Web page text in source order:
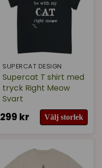
SUPERCAT DESIGN
Supercat T shirt med
tryck Right Meow
Svart
299 kr Välj storlek